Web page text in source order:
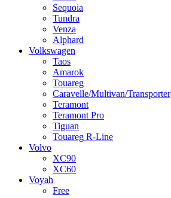
Sequoia
Tundra
Venza
Alphard
Volkswagen
Taos
Amarok
Touareg
Caravelle/Multivan/Transporter
Teramont
Teramont Pro
Tiguan
Touareg R-Line
Volvo
XC90
XC60
Voyah
Free